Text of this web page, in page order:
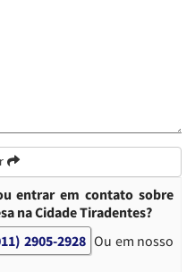
entrar em contato sobre
na Cidade Tiradentes?
2905-2928 Ou em nosso